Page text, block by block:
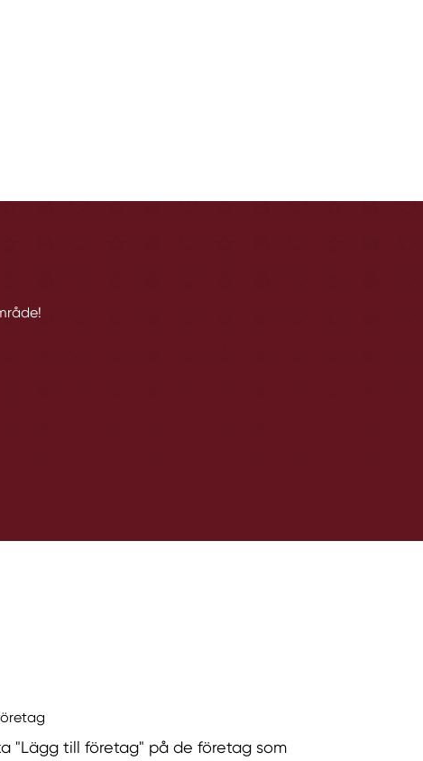
"Lägg till företag" på de företag som